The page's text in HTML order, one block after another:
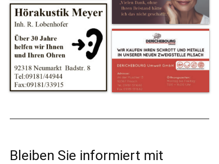
Bleiben Sie informiert mit